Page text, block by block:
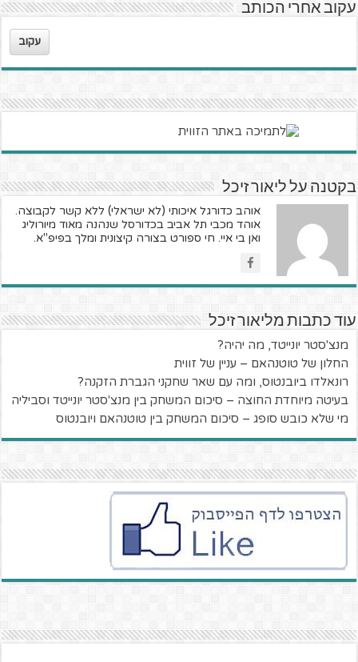
עקוב אחרי הכותב
עקוב
בקטנה על ליאור זיכל
אוהב כדורגל איכותי (לא ישראלי) ללא קשר לקבוצה.
אוהד מכבי תל אביב בכדורסל שנהנה מאוד מיורוליג
ואן בי איי. חי ספורט בצורה קיצונית ומלך בפיפ"א.
עוד כתבות מליאור זיכל
מנצ'סטר יונייטד, מה יהיה?
החלון של טוטנהאם – עניין של זווית
רונאלדו ביובנטוס, ומה עם שאר שחקני הגברת הזקנה?
בעיטה מיוחדת החוצה – סיכום המשחק בין מנצ'סטר יונייטד וסביליה
מי שלא כובש סופג – סיכום המשחק בין טוטנהאם ויובנטוס